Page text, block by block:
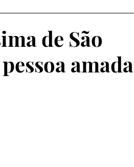
de São
amada